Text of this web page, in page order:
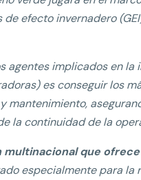
de efecto invernadero
agentes implicados en
es conseguir los
mantenimiento,
la continuidad de la
multinacional que
especialmente para la